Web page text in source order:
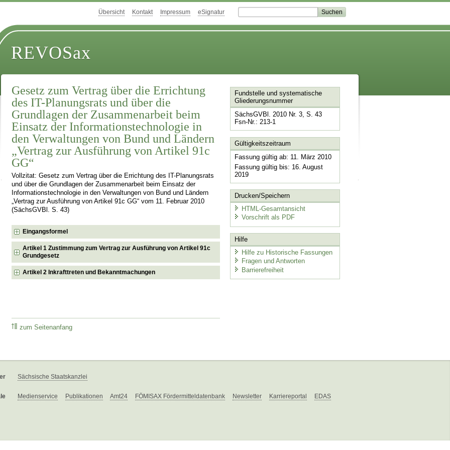
Übersicht Kontakt Impressum eSignatur
REVOSax
Gesetz zum Vertrag über die Errichtung
des IT-Planungsrats und über die
Grundlagen der Zusammenarbeit beim
Einsatz der Informationstechnologie in
den Verwaltungen von Bund und Ländern
„Vertrag zur Ausführung von Artikel 91c
GG“
Vollzitat: Gesetz zum Vertrag über die Errichtung des IT-Planungsrats
und über die Grundlagen der Zusammenarbeit beim Einsatz der
Informationstechnologie in den Verwaltungen von Bund und Ländern
„Vertrag zur Ausführung von Artikel 91c GG“ vom 11. Februar 2010
(SächsGVBl. S. 43)
Eingangsformel
Artikel 1 Zustimmung zum Vertrag zur Ausführung von Artikel 91c
Grundgesetz
Artikel 2 Inkrafttreten und Bekanntmachungen
zum Seitenanfang
Fundstelle und systematische
Gliederungsnummer
SächsGVBl. 2010 Nr. 3, S. 43
Fsn-Nr.: 213-1
Gültigkeitszeitraum
Fassung gültig ab: 11. März 2010
Fassung gültig bis: 16. August
2019
Drucken/Speichern
HTML-Gesamtansicht
Vorschrift als PDF
Hilfe
Hilfe zu Historische Fassungen
Fragen und Antworten
Barrierefreiheit
Sächsische Staatskanzlei
Medienservice Publikationen Amt24 FÖMISAX Fördermitteldatenbank Newsletter Karriereportal EDAS